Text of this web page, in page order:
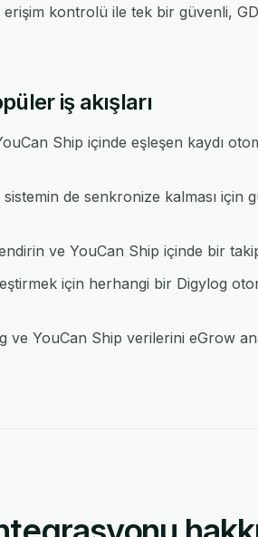
kontrolü ile tek bir güvenli,
iş akışları
Ship içinde eşleşen kaydı
de senkronize kalması için
ve YouCan Ship içinde bir
için herhangi bir Digylog
ve YouCan Ship verilerini eGrow